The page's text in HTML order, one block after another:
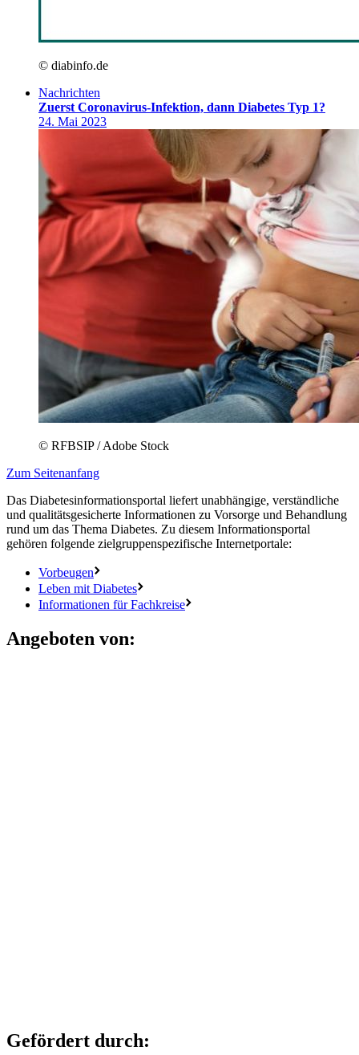
© diabinfo.de
Nachrichten
Zuerst Coronavirus-Infektion, dann Diabetes Typ 1?
24. Mai 2023
© RFBSIP / Adobe Stock
Zum Seitenanfang
Das Diabetesinformationsportal liefert unabhängige, verständliche
und qualitätsgesicherte Informationen zu Vorsorge und Behandlung
rund um das Thema Diabetes. Zu diesem Informationsportal
gehören folgende zielgruppenspezifische Internetportale:
Vorbeugen
Leben mit Diabetes
Informationen für Fachkreise
Angeboten von:
Gefördert durch: